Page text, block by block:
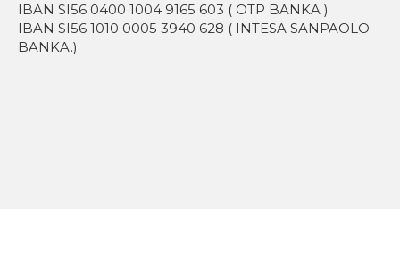
IBAN SI56 0400 1004 9165 603 ( OTP BANKA )
IBAN SI56 1010 0005 3940 628 ( INTESA SANPAOLO
BANKA.)